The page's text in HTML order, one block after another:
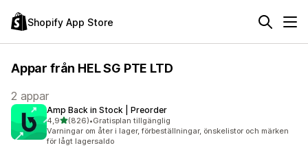
Shopify App Store
Appar från HEL SG PTE LTD
2 appar
Amp Back in Stock | Preorder
4,9av 5 stjärnor
(826)
826 recensioner totalt
•Gratisplan tillgänglig
Varningar om åter i lager, förbeställningar, önskelistor och märken
för lågt lagersaldo